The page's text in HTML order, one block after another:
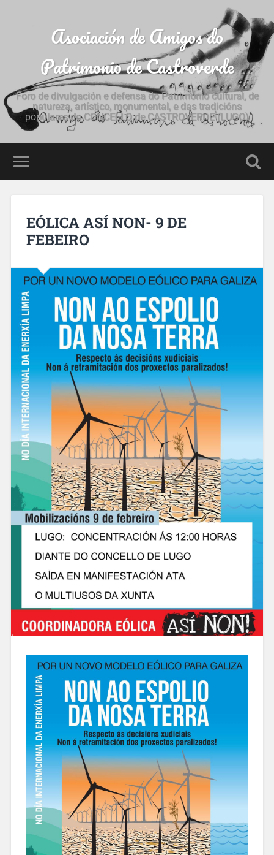
Asociación de Amigos do
Patrimonio de Castroverde
Foro de divulgación e defensa do Patrimonio cultural, de
natureza, artístico, monumental, e das tradicións
populares do CONCELLO de CASTROVERDE (LUGO)
EÓLICA ASÍ NON- 9 DE
FEBEIRO